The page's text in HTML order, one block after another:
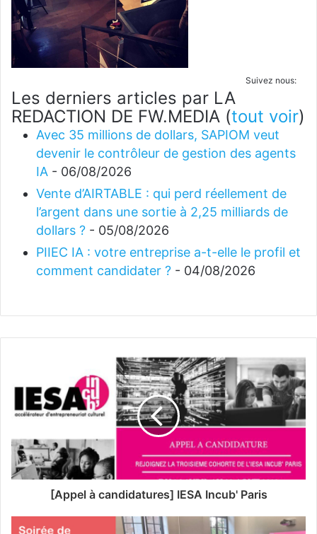
Suivez nous:
Les derniers articles par LA
REDACTION DE FW.MEDIA (tout voir)
Avec 35 millions de dollars, SAPIOM veut
devenir le contrôleur de gestion des agents
IA - 06/08/2026
Vente d’AIRTABLE : qui perd réellement de
l’argent dans une sortie à 2,25 milliards de
dollars ? - 05/08/2026
PIIEC IA : votre entreprise a-t-elle le profil et
comment candidater ? - 04/08/2026
[Appel à candidatures] IESA Incub' Paris